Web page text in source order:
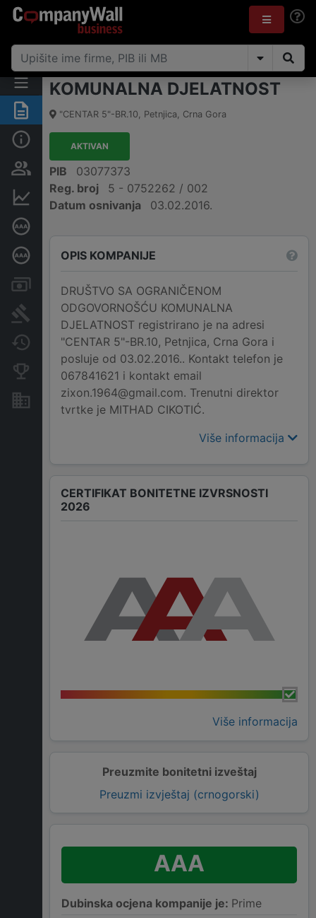
Sažetak
Osobe i vlasništvo
Finansijski podaci
Dubinska bonitetna ocjena
Računi i blokade
Arhiva sudskih objava
Promjene
Konkurentne kompanije
Nekretnine i imovina
KOMUNALNA DJELATNOST
"CENTAR 5"-BR.10, Petnjica, Crna Gora
AKTIVAN
PIB
03077373
Reg. broj
5 - 0752262 / 002
Datum osnivanja
03.02.2016.
OPIS KOMPANIJE
DRUŠTVO SA OGRANIČENOM
ODGOVORNOŠĆU KOMUNALNA
DJELATNOST registrirano je na adresi
"CENTAR 5"-BR.10, Petnjica, Crna Gora i
posluje od 03.02.2016.. Kontakt telefon je
067841621 i kontakt email
zixon.1964@gmail.com. Trenutni direktor
tvrtke je MITHAD CIKOTIĆ.
Više informacija
CERTIFIKAT BONITETNE IZVRSNOSTI
2026
Više informacija
Preuzmite bonitetni izveštaj
Preuzmi izvještaj (crnogorski)
AAA
Dubinska ocjena kompanije je: Prime